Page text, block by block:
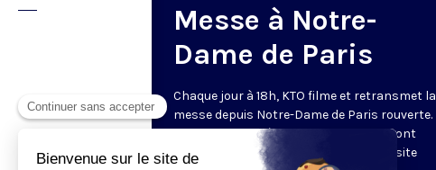
Messe à Notre-
Dame de Paris
Chaque jour à 18h, KTO filme et retransmet la
messe depuis Notre-Dame de Paris rouverte.
Les textes des Vêpres et de la messe sont
presque toujours ceux qu’indiquent le site